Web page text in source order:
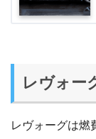
レヴォー
レヴォーグは燃